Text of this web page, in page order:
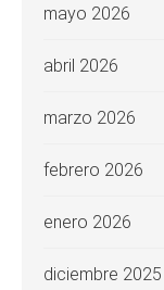
mayo 2026
abril 2026
marzo 2026
febrero 2026
enero 2026
diciembre 2025